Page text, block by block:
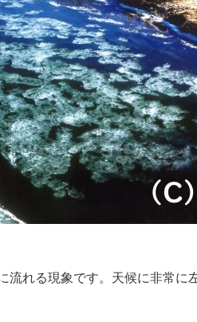
れる現象です。天候に非常に